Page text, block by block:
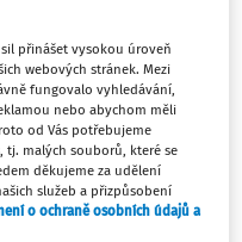
aktivity a nápady
velice.
sil přinášet vysokou úroveň
webových stránek. Mezi
fungovalo vyhledávání,
nebo abychom měli
od Vás potřebujeme
tj. malých souborů, které se
děkujeme za udělení
služeb a přizpůsobení
o ochraně osobních údajů a